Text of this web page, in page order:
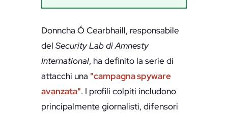
Donncha Ó Cearbhaill, responsabile
del Security Lab di Amnesty
International, ha definito la serie di
attacchi una "campagna spyware
avanzata". I profili colpiti includono
principalmente giornalisti, difensori